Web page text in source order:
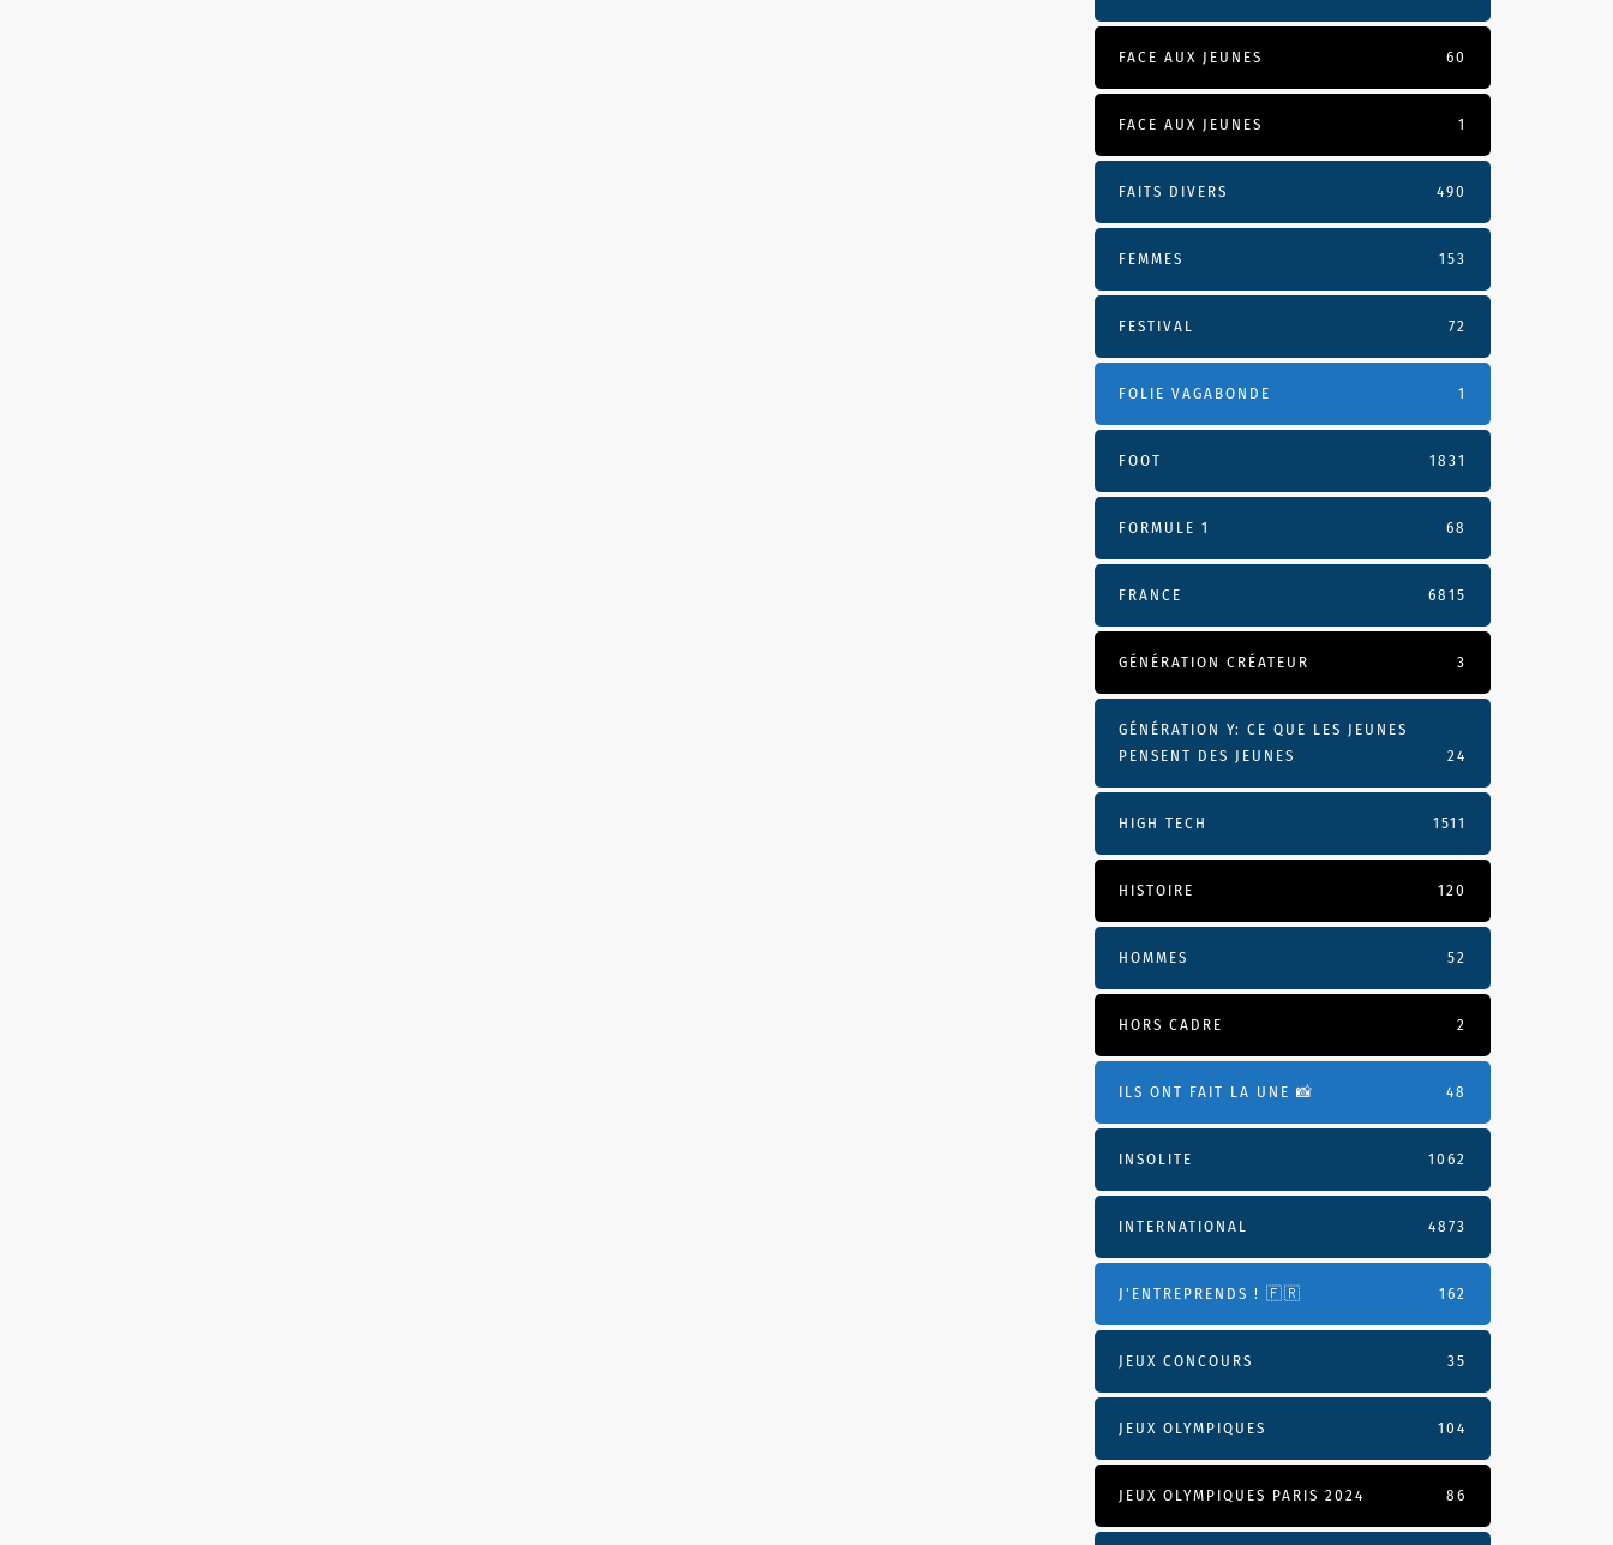
FACE AUX JEUNES 60
FACE AUX JEUNES 1
FAITS DIVERS 490
FEMMES 153
FESTIVAL 72
FOLIE VAGABONDE 1
FOOT 1831
FORMULE 1 68
FRANCE 6815
GÉNÉRATION CRÉATEUR 3
GÉNÉRATION Y: CE QUE LES JEUNES
PENSENT DES JEUNES
24
HIGH TECH 1511
HISTOIRE 120
HOMMES 52
HORS CADRE 2
ILS ONT FAIT LA UNE 📸 48
INSOLITE 1062
INTERNATIONAL 4873
J'ENTREPRENDS ! 🇫🇷 162
JEUX CONCOURS 35
JEUX OLYMPIQUES 104
JEUX OLYMPIQUES PARIS 2024 86